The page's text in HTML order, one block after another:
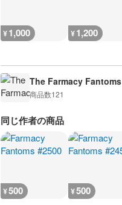
¥1,000 ¥1,200
The Farmacy Fantoms
商品数121
同じ作者の商品
¥500 ¥500